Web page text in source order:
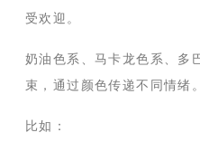
受欢迎。
奶油色系、马卡龙色系、多
束，通过颜色传递不同情绪。
比如：